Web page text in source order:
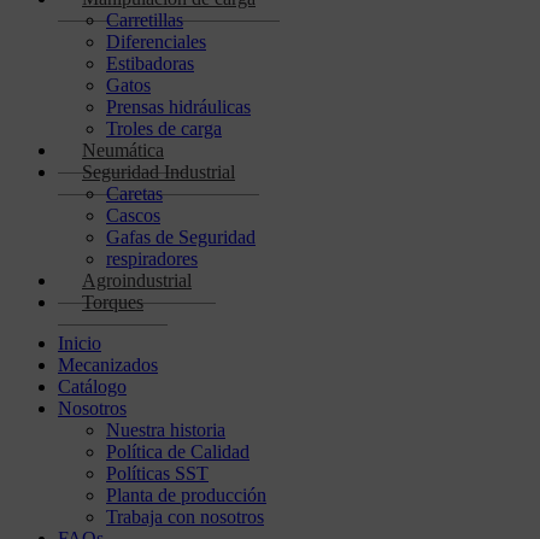
Carretillas
Diferenciales
Estibadoras
Gatos
Prensas hidráulicas
Troles de carga
Neumática
Seguridad Industrial
Caretas
Cascos
Gafas de Seguridad
respiradores
Agroindustrial
Torques
Inicio
Mecanizados
Catálogo
Nosotros
Nuestra historia
Política de Calidad
Políticas SST
Planta de producción
Trabaja con nosotros